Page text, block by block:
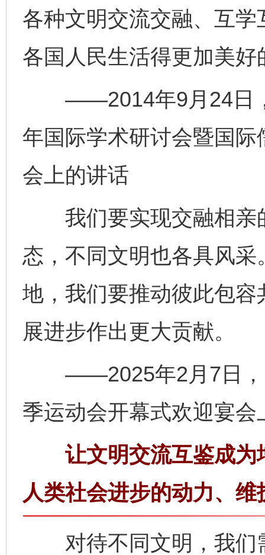
各种文明交流交融、互
各国人民生活得更加美好
——2014年9月24日，
年国际学术研讨会暨国
会上的讲话
我们要实现交融相亲
态，不同文明也各具风
地，我们要推动彼此包
展进步作出更大贡献。
——2025年2月7日，
季运动会开幕式欢迎宴会
让文明交流互鉴成为
人类社会进步的动力、
对待不同文明，我们